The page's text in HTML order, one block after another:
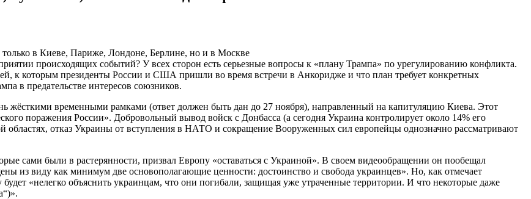
только в Киеве, Париже, Лондоне, Берлине, но и в Москве
происходящих событий? У всех сторон есть серьезные вопросы к «плану Трампа» по урегулированию конфликта.
к которым президенты России и США пришли во время встречи в Анкоридже и что план требует конкретных
в предательстве интересов союзников.
жёсткими временными рамками (ответ должен быть дан до 27 ноября), направленный на капитуляцию Киева. Этот
поражения России». Добровольный вывод войск с Донбасса (а сегодня Украина контролирует около 14% его
областях, отказ Украины от вступления в НАТО и сокращение Вооруженных сил европейцы однозначно рассматривают
сами были в растерянности, призвал Европу «оставаться с Украиной». В своем видеообращении он пообещал
из виду как минимум две основополагающие ценности: достоинство и свобода украинцев». Но, как отмечает
«нелегко объяснить украинцам, что они погибали, защищая уже утраченные территории. И что некоторые даже